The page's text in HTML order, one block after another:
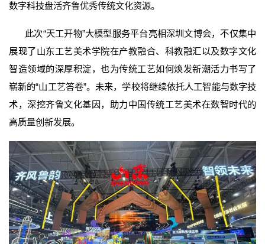
数字科技盘活齐鲁优秀传统文化资源。
此次“天工开物”大模型服务平台亮相深圳文博会，不仅集中
展现了山东工艺美术学院在产教融合、科教融汇以及数字文化
智造领域的深厚积淀，也为传统工艺如何焕发新潮活力书写了
崭新的“山工艺答卷”。未来，学校将继续依托人工智能与数字技
术，深挖齐鲁文化基因，助力中国传统工艺美术在数智时代的
高质量创新发展。